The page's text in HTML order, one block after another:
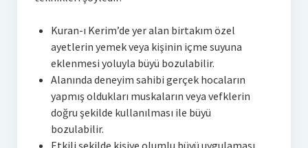
Kuran-ı Kerim’de yer alan birtakım özel
ayetlerin yemek veya kişinin içme suyuna
eklenmesi yoluyla büyü bozulabilir.
Alanında deneyim sahibi gerçek hocaların
yapmış oldukları muskaların veya vefklerin
doğru şekilde kullanılması ile büyü
bozulabilir.
Etkili şekilde kişiye olumlu büyü uygulaması